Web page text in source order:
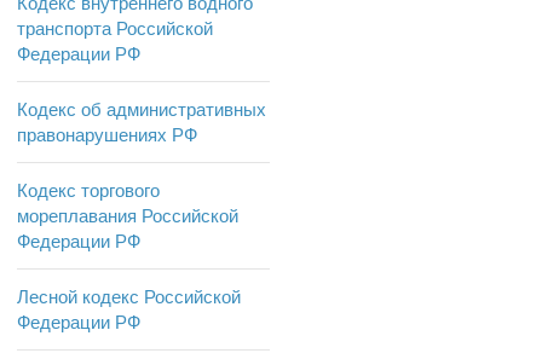
транспорта Российской
Федерации РФ
Кодекс об административных
правонарушениях РФ
Кодекс торгового
мореплавания Российской
Федерации РФ
Лесной кодекс Российской
Федерации РФ